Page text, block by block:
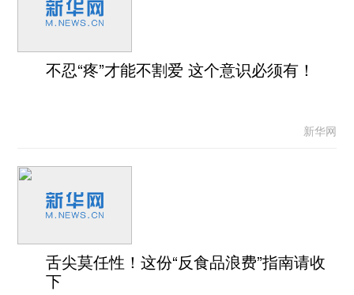
不忍“疼”才能不割爱 这个意识必须有！
新华网
舌尖莫任性！这份“反食品浪费”指南请收
下